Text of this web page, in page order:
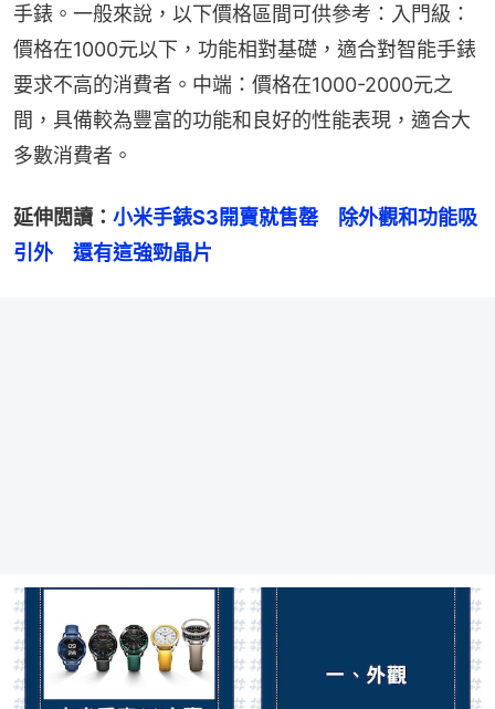
手錶。一般來說，以下價格區間可供參考：入門級：
價格在1000元以下，功能相對基礎，適合對智能手錶
要求不高的消費者。中端：價格在1000-2000元之
間，具備較為豐富的功能和良好的性能表現，適合大
多數消費者。
延伸閲讀： 小米手錶S3開賣就售罄　除外觀和功能吸
引外　還有這強勁晶片